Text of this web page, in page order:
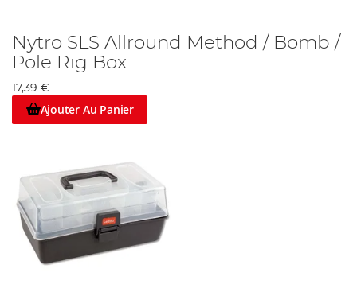
Nytro SLS Allround Method / Bomb /
Pole Rig Box
17,39 €
Ajouter Au Panier